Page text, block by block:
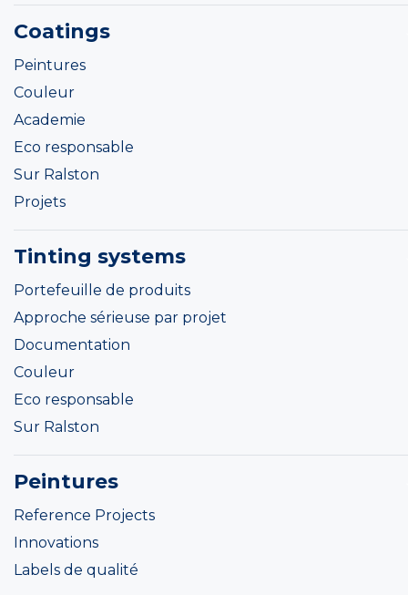
Coatings
Peintures
Couleur
Academie
Eco responsable
Sur Ralston
Projets
Tinting systems
Portefeuille de produits
Approche sérieuse par projet
Documentation
Couleur
Eco responsable
Sur Ralston
Peintures
Reference Projects
Innovations
Labels de qualité